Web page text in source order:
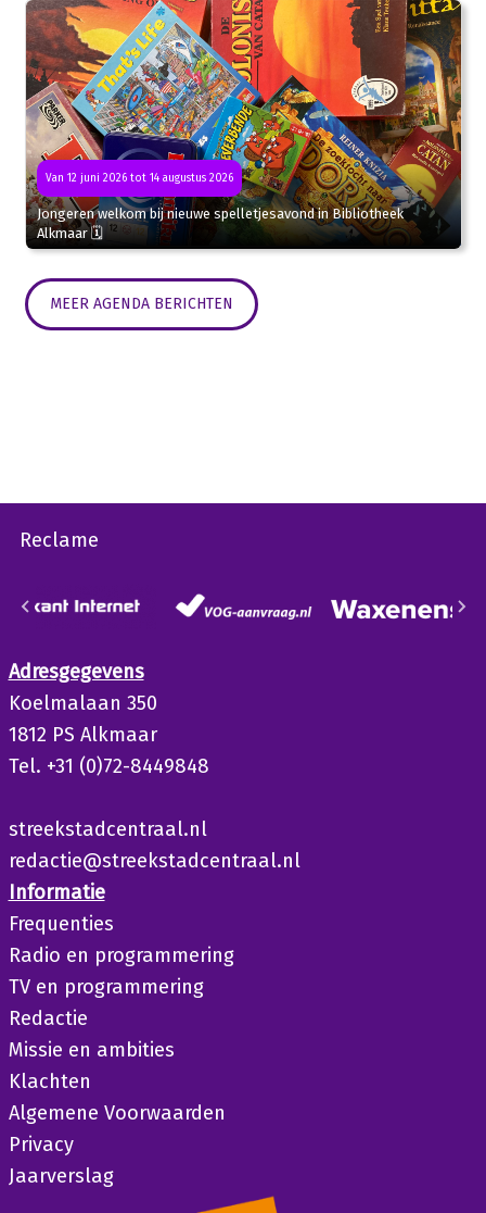
Van 12 juni 2026 tot 14 augustus 2026
Jongeren welkom bij nieuwe spelletjesavond in Bibliotheek
Alkmaar 🗓
MEER AGENDA BERICHTEN
Reclame
Adresgegevens
Koelmalaan 350
1812 PS Alkmaar
Tel. +31 (0)72-8449848
streekstadcentraal.nl
redactie@streekstadcentraal.nl
Informatie
Frequenties
Radio en programmering
TV en programmering
Redactie
Missie en ambities
Klachten
Algemene Voorwaarden
Privacy
Jaarverslag